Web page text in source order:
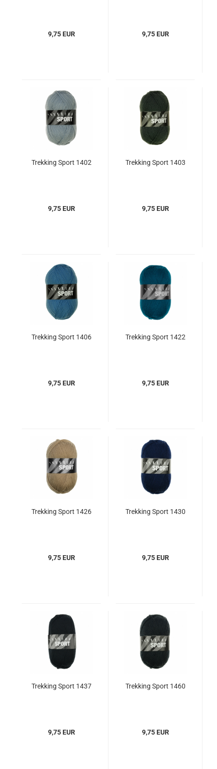
9,75 EUR 9,75 EUR
Trekking Sport 1402
9,75 EUR
Trekking Sport 1403
9,75 EUR
Trekking Sport 1406
9,75 EUR
Trekking Sport 1422
9,75 EUR
Trekking Sport 1426
9,75 EUR
Trekking Sport 1430
9,75 EUR
Trekking Sport 1437
9,75 EUR
Trekking Sport 1460
9,75 EUR